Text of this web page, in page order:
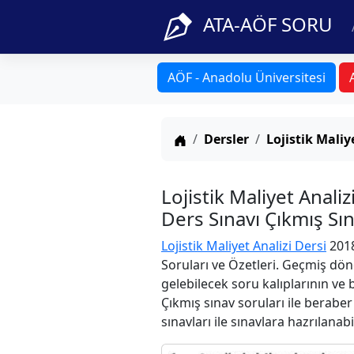
ATA-AÖF SORU
AÖF - Anadolu Üniversitesi
Anasayfa
Dersler Lojistik
Lojistik Maliyet
Ders Sınavı Çıkmış
Lojistik Maliyet Analizi Dersi
Soruları ve Özetleri. Geçmiş
gelebilecek soru kalıplarının
Çıkmış sınav soruları ile
sınavları ile sınavlara